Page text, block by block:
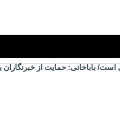
باباخانی: حمایت از خبرنگاران